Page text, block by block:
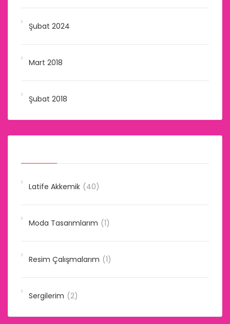
Şubat 2024
Mart 2018
Şubat 2018
Latife Akkemik (40)
Moda Tasarımlarım (1)
Resim Çalışmalarım (1)
Sergilerim (2)